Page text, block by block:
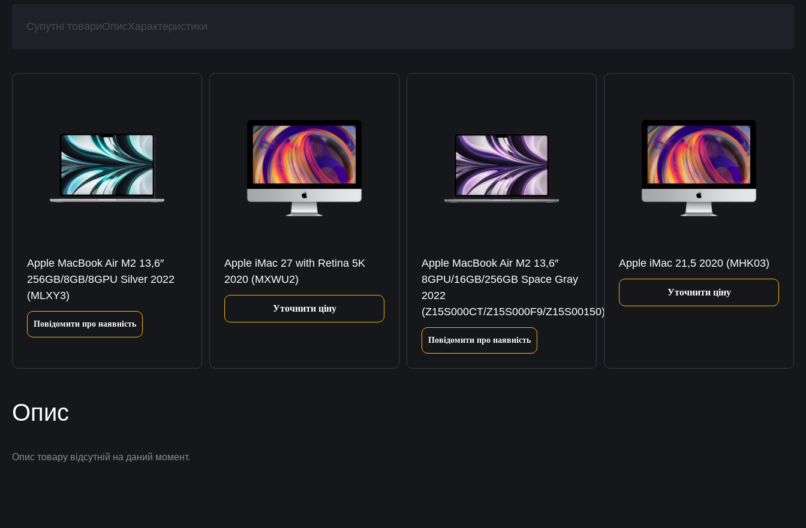
Супутні товариОписХарактеристики
Apple MacBook Air M2 13,6″
256GB/8GB/8GPU Silver 2022
(MLXY3)
Повідомити про наявність
Apple iMac 27 with Retina 5K
2020 (MXWU2)
Уточнити ціну
Apple MacBook Air M2 13,6″
8GPU/16GB/256GB Space Gray
2022
(Z15S000CT/Z15S000F9/Z15S00150)
Повідомити про наявність
Apple iMac 21,5 2020 (MHK03)
Уточнити ціну
Опис
Опис товару відсутній на даний момент.